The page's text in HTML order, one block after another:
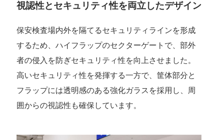
視認性とセキュリティ性を両立したデザイン
保安検査場内外を隔てるセキュリティラインを形成
するため、ハイフラップのセクターゲートで、部外
者の侵入を防ぎセキュリティ性を向上させました。
高いセキュリティ性を発揮する一方で、筐体部分と
フラップには透明感のある強化ガラスを採用し、周
囲からの視認性も確保しています。